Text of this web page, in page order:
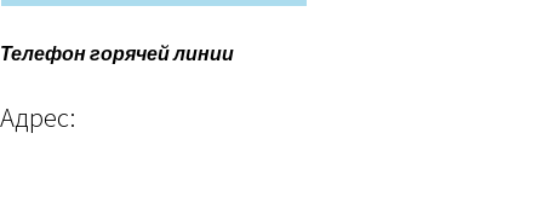
Телефон горячей линии
Адрес: